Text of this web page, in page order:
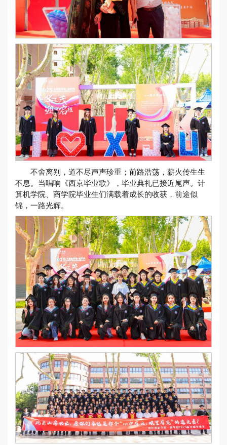
不舍离别，道不尽声声珍重；前路浩荡，薪火传生生
不息。当唱响《西京毕业歌》，毕业典礼已接近尾声。计
算机学院、商学院毕业生们满载着成长的收获，前途似
锦，一路光辉。